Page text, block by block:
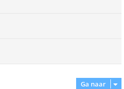
Ga naar